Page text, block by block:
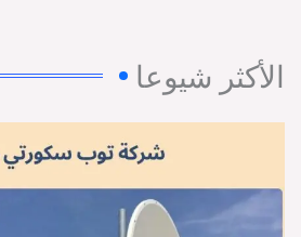
الأكثر شيوعا